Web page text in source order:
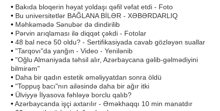
• Bakıda bloqerin həyat yoldaşı qəfil vəfat etdi - Foto
• Bu universitetlər BAĞLANA BİLƏR - XƏBƏRDARLIQ
• Məhkəmədə Sənubər də dindirilib
• Pərvin arıqlaması ilə diqqət çəkdi - Fotolar
• 48 bal necə 50 oldu? - Sertifikasiyada cavab gözləyən suallar
• "Tarqovı"da yanğın - Video - Yenilənib
• "Oğlu Almaniyada təhsil alır, Azərbaycana gəlib-gəlmədiyini
bilmirəm"
• Daha bir qadın estetik əməliyyatdan sonra öldü
• "Toppuş bacı"nın ailəsində daha bir ağır itki
• Ülviyyə İlyasova fəhləyə borclu qalıb?
•Azərbaycanda işçi axtarılır - Əməkhaqqı 10 min manatdır